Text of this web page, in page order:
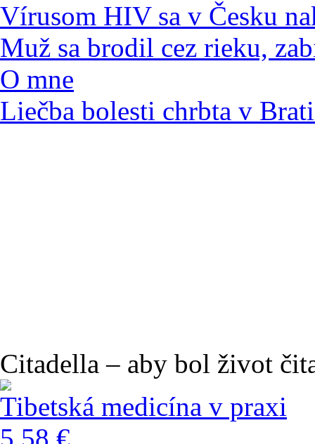
Vírusom HIV sa v Česku
Muž sa brodil cez rieku,
O mne
Liečba bolesti chrbta v
Citadella – aby bol život
Tibetská medicína v praxi